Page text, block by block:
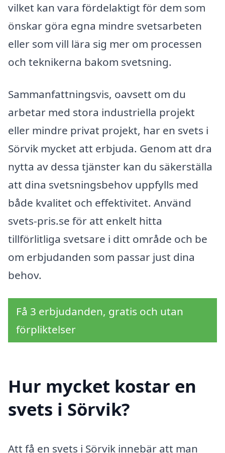
vilket kan vara fördelaktigt för dem som
önskar göra egna mindre svetsarbeten
eller som vill lära sig mer om processen
och teknikerna bakom svetsning.
Sammanfattningsvis, oavsett om du
arbetar med stora industriella projekt
eller mindre privat projekt, har en svets i
Sörvik mycket att erbjuda. Genom att dra
nytta av dessa tjänster kan du säkerställa
att dina svetsningsbehov uppfylls med
både kvalitet och effektivitet. Använd
svets-pris.se för att enkelt hitta
tillförlitliga svetsare i ditt område och be
om erbjudanden som passar just dina
behov.
Få 3 erbjudanden, gratis och utan
förpliktelser
Hur mycket kostar en
svets i Sörvik?
Att få en svets i Sörvik innebär att man